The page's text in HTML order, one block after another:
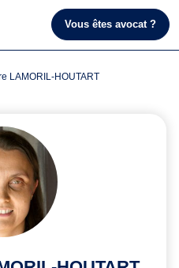
Vous êtes avocat ?
LAMORIL-HOUTART